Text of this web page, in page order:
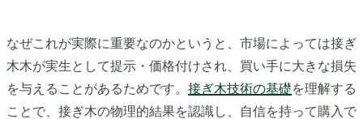
なぜこれが実際に重要なのかというと、市場によっては接ぎ
木木が実生として提示・価格付けされ、買い手に大きな損失
を与えることがあるためです。 接ぎ木技術の基礎を理解する
ことで、接ぎ木の物理的結果を認識し、自信を持って購入で